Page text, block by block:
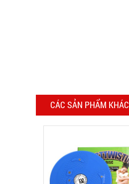
CÁC SẢN PHẨM KHÁC